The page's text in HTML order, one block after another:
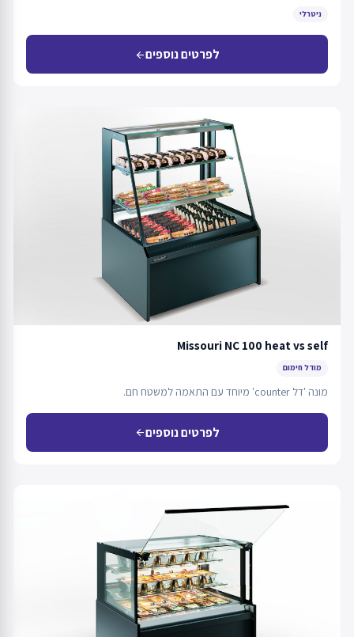
ניטרלי
לפרטים נוספיםarrow_back
Missouri NC 100 heat vs self
מודל חימום
מונה 'דל counter' מיוחד עם התאמה למשטח חם.
לפרטים נוספיםarrow_back